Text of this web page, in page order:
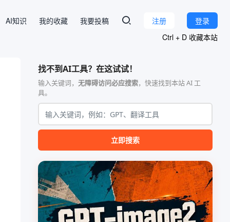
登录
注册
AI知识 我的收藏
我要投稿
Ctrl + D 收藏本站
找不到AI工具？在这试试！
输入关键词， 无障碍访问必应搜索，快速找到本站 AI 工
具。
立即搜索